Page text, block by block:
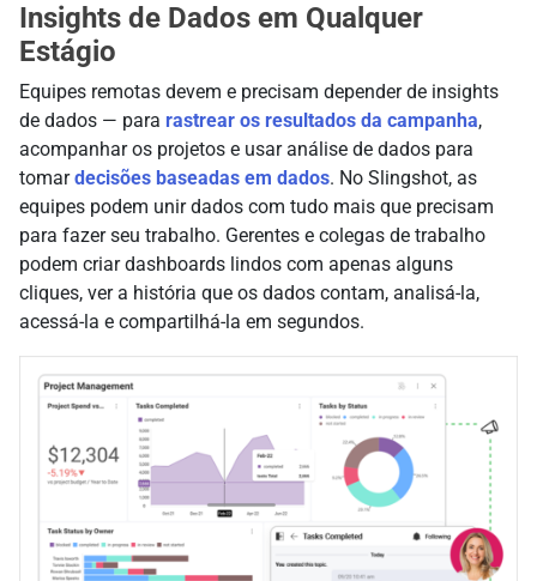
Insights de Dados em Qualquer
Estágio
Equipes remotas devem e precisam depender de insights
de dados — para rastrear os resultados da campanha,
acompanhar os projetos e usar análise de dados para
tomardecisões baseadas em dados. No Slingshot, as
equipes podem unir dados com tudo mais que precisam
para fazer seu trabalho. Gerentes e colegas de trabalho
podem criar dashboards lindos com apenas alguns
cliques, ver a história que os dados contam, analisá-la,
acessá-la e compartilhá-la em segundos.